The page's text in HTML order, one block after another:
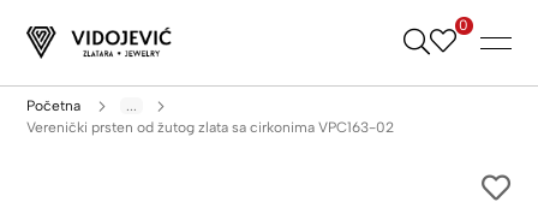
Skip
0
Početna
...
Verenički prsten od žutog zlata sa cirkonima VPC163-02